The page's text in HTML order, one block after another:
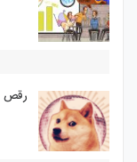
رقص